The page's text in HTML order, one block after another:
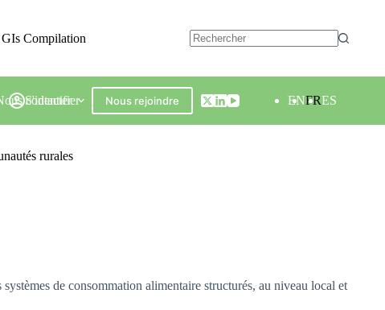
Compilation
contacter
S'identifier Nous rejoindre ENFRES
rurales
de consommation alimentaire structurés, au niveau local et